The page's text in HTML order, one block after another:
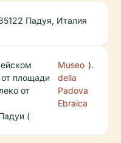
Падуя, Италия
от площади
от
(
Museo
della
Padova
Ebraica
).